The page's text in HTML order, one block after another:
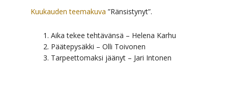
Kuukauden teemakuva ”Ränsistynyt”.
Aika tekee tehtävänsä – Helena Karhu
Päätepysäkki – Olli Toivonen
Tarpeettomaksi jäänyt – Jari Intonen